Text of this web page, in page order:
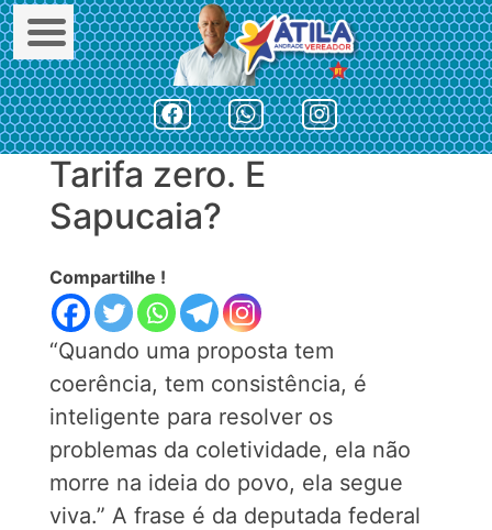
content
Tarifa zero. E
Sapucaia?
Compartilhe !
“Quando uma proposta tem
coerência, tem consistência, é
inteligente para resolver os
problemas da coletividade, ela não
morre na ideia do povo, ela segue
viva.” A frase é da deputada federal